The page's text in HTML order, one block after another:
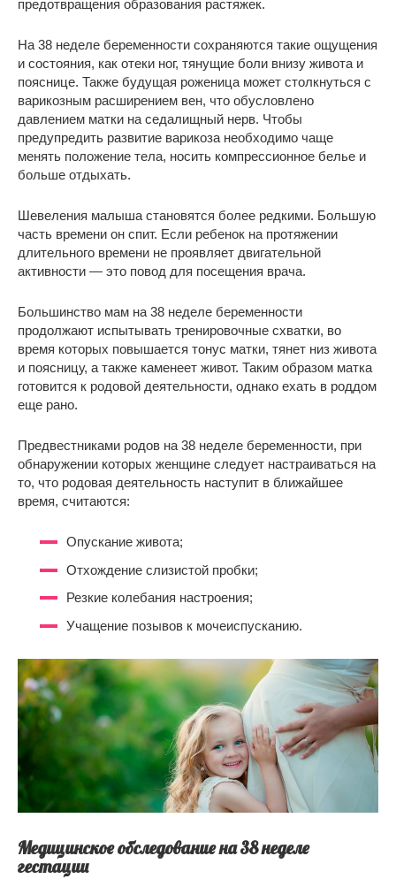
предотвращения образования растяжек.
На 38 неделе беременности сохраняются такие ощущения
и состояния, как отеки ног, тянущие боли внизу живота и
пояснице. Также будущая роженица может столкнуться с
варикозным расширением вен, что обусловлено
давлением матки на седалищный нерв. Чтобы
предупредить развитие варикоза необходимо чаще
менять положение тела, носить компрессионное белье и
больше отдыхать.
Шевеления малыша становятся более редкими. Большую
часть времени он спит. Если ребенок на протяжении
длительного времени не проявляет двигательной
активности — это повод для посещения врача.
Большинство мам на 38 неделе беременности
продолжают испытывать тренировочные схватки, во
время которых повышается тонус матки, тянет низ живота
и поясницу, а также каменеет живот. Таким образом матка
готовится к родовой деятельности, однако ехать в роддом
еще рано.
Предвестниками родов на 38 неделе беременности, при
обнаружении которых женщине следует настраиваться на
то, что родовая деятельность наступит в ближайшее
время, считаются:
Опускание живота;
Отхождение слизистой пробки;
Резкие колебания настроения;
Учащение позывов к мочеиспусканию.
Медицинское обследование на 38 неделе
гестации